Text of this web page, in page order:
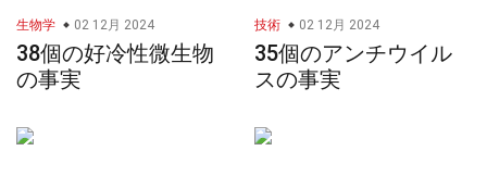
生物学 02 12月 2024
38個の好冷性微生物
の事実
技術 02 12月 2024
35個のアンチウイル
スの事実